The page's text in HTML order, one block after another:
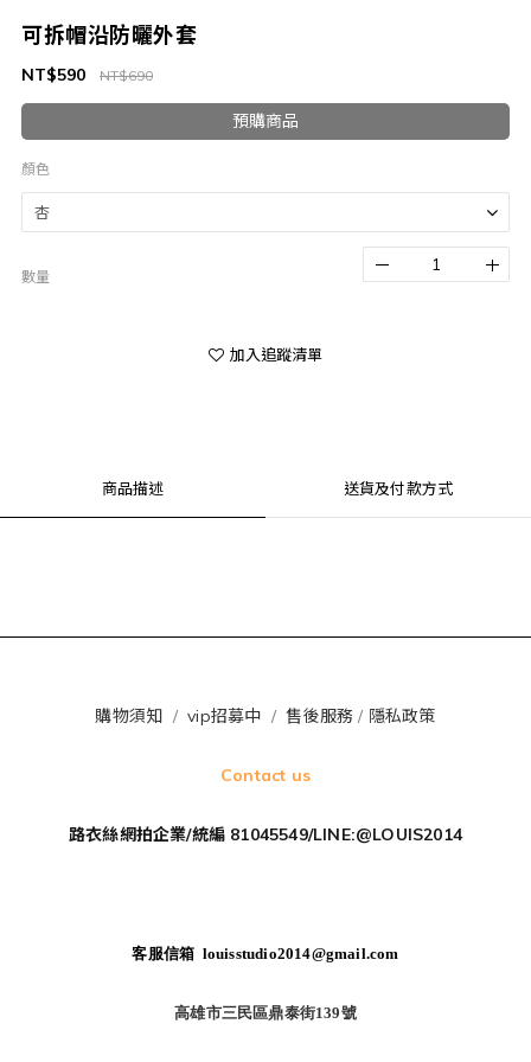
可拆帽沿防曬外套
NT$690
NT$590
預購商品
顏色
數量
加入追蹤清單
商品描述 送貨及付款方式
購物須知 /vip招募中 /售後服務 / 隱私政策
Contact us
路衣絲網拍企業/統編 81045549/LINE:@LOUIS2014
客服信箱 louisstudio2014@gmail.com
高雄市三民區鼎泰街139號